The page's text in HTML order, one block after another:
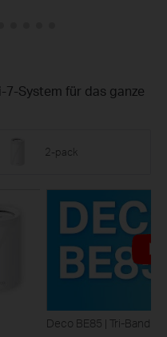
7-System für das ganze
2-pack
Deco BE85 | Tri-Band